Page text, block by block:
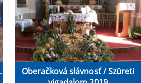
Oberačková slávnosť / Szüreti